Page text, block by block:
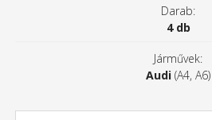
Darab:
4 db
Járművek:
Audi (A4, A6)